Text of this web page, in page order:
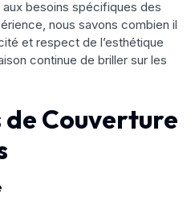
besoins spécifiques des
nous savons combien il
et respect de l’esthétique
continue de briller sur les
de Couverture